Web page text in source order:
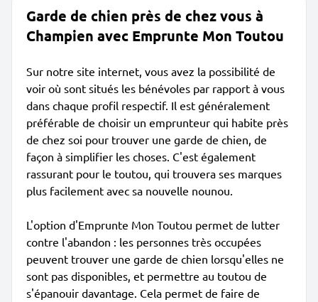
Garde de chien près de chez vous à
Champien avec Emprunte Mon Toutou
Sur notre site internet, vous avez la possibilité de
voir où sont situés les bénévoles par rapport à vous
dans chaque profil respectif. Il est généralement
préférable de choisir un emprunteur qui habite près
de chez soi pour trouver une garde de chien, de
façon à simplifier les choses. C'est également
rassurant pour le toutou, qui trouvera ses marques
plus facilement avec sa nouvelle nounou.
L'option d'Emprunte Mon Toutou permet de lutter
contre l'abandon : les personnes très occupées
peuvent trouver une garde de chien lorsqu'elles ne
sont pas disponibles, et permettre au toutou de
s'épanouir davantage. Cela permet de faire de